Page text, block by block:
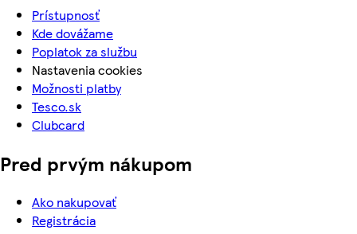
Prístupnosť
Kde dovážame
Poplatok za službu
Nastavenia cookies
Možnosti platby
Tesco.sk
Clubcard
Pred prvým nákupom
Ako nakupovať
Registrácia